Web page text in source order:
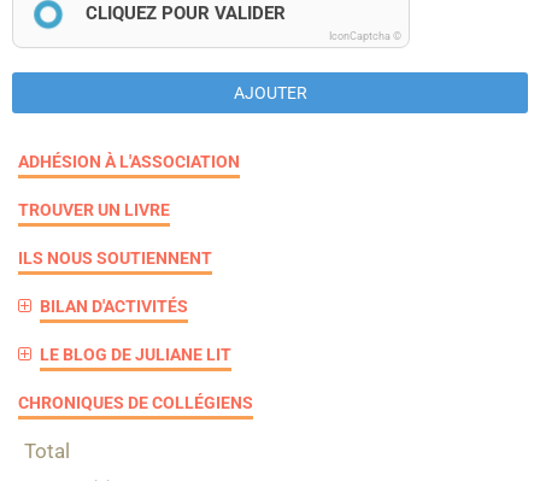
CLIQUEZ POUR VALIDER
IconCaptcha ©
AJOUTER
ADHÉSION À L'ASSOCIATION
TROUVER UN LIVRE
ILS NOUS SOUTIENNENT
BILAN D'ACTIVITÉS
LE BLOG DE JULIANE LIT
CHRONIQUES DE COLLÉGIENS
Total